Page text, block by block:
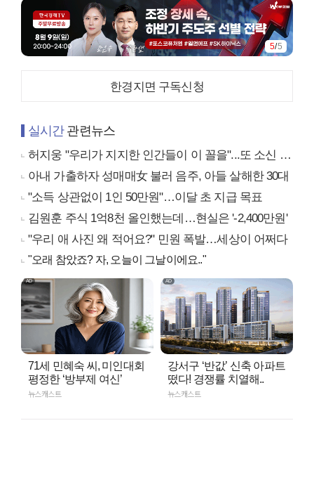
5/5
한경지면 구독신청
실시간관련뉴스
허지웅 "우리가 지지한 인간들이 이 꼴을"...또 소신 발언
아내 가출하자 성매매女 불러 음주, 아들 살해한 30대
"소득 상관없이 1인 50만원"…이달 초 지급 목표
김원훈 주식 1억8천 올인했는데…현실은 '-2,400만원'
"우리 애 사진 왜 적어요?" 민원 폭발…세상이 어쩌다
"오래 참았죠? 자, 오늘이 그날이에요.."
71세 민혜숙 씨, 미인대회
평정한 ‘방부제 여신’
뉴스캐스트
강서구 ‘반값’ 신축 아파트
떴다! 경쟁률 치열해..
뉴스캐스트